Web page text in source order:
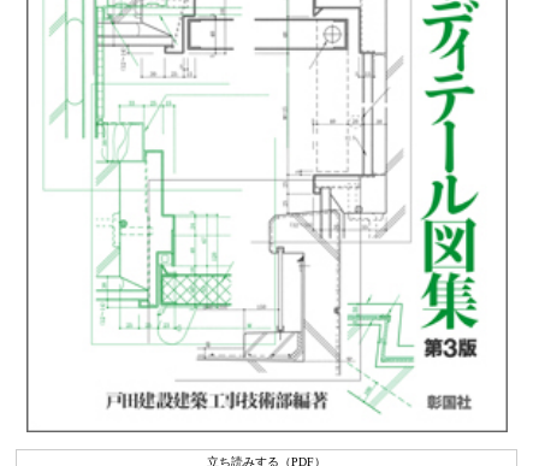
立ち読みする（PDF）